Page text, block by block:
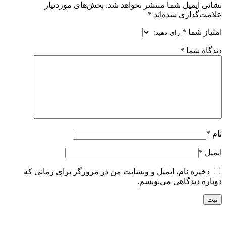
نشانی ایمیل شما منتشر نخواهد شد. بخش‌های موردنیاز
علامت‌گذاری شده‌اند *
امتیاز شما *
دیدگاه شما *
نام *
ایمیل *
ذخیره نام، ایمیل و وبسایت من در مرورگر برای زمانی که
دوباره دیدگاهی می‌نویسم.